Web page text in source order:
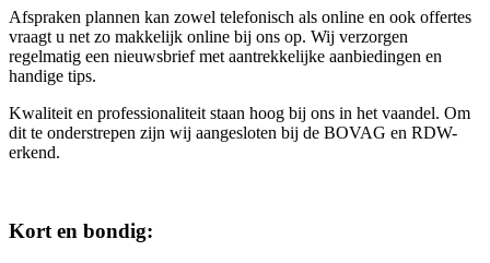
Afspraken plannen kan zowel telefonisch als online en ook offertes
vraagt u net zo makkelijk online bij ons op. Wij verzorgen
regelmatig een nieuwsbrief met aantrekkelijke aanbiedingen en
handige tips.
Kwaliteit en professionaliteit staan hoog bij ons in het vaandel. Om
dit te onderstrepen zijn wij aangesloten bij de BOVAG en RDW-
erkend.
Kort en bondig: